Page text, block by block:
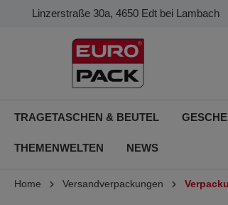
Linzerstraße 30a, 4650 Edt bei Lambach
TRAGETASCHEN & BEUTEL
THEMENWELTEN NEWS
Home Versandverpackungen